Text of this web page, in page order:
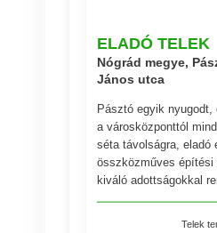
ELADÓ TELEK
Nógrád megye,
János utca
Pásztó egyik nyugodt,
a városközponttól
séta távolságra, eladó
összközműves építési
kiváló adottságokkal
Telek